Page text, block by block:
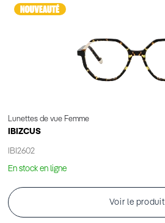
Lunettes de vue Femme
IBIZCUS
IBI2602
En stock en ligne
Voir le produit